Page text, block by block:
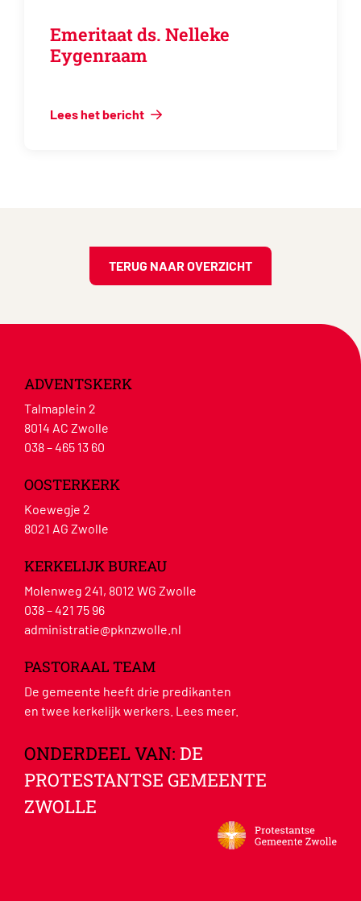
Emeritaat ds. Nelleke
Eygenraam
Lees het bericht
TERUG NAAR OVERZICHT
ADVENTSKERK
Talmaplein 2
8014 AC Zwolle
038 – 465 13 60
OOSTERKERK
Koewegje 2
8021 AG Zwolle
KERKELIJK BUREAU
Molenweg 241, 8012 WG Zwolle
038 – 421 75 96
administratie@pknzwolle.nl
PASTORAAL TEAM
De gemeente heeft drie predikanten
en twee kerkelijk werkers. Lees meer.
ONDERDEEL VAN: DE
PROTESTANTSE GEMEENTE
ZWOLLE